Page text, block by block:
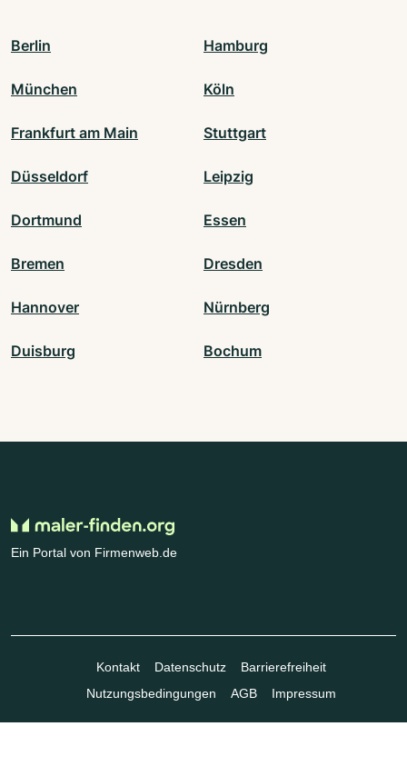
Berlin Hamburg
München Köln
Frankfurt am Main Stuttgart
Düsseldorf Leipzig
Dortmund Essen
Bremen Dresden
Hannover Nürnberg
Duisburg Bochum
Ein Portal von Firmenweb.de
Kontakt Datenschutz
Barrierefreiheit
Nutzungsbedingungen
AGB Impressum